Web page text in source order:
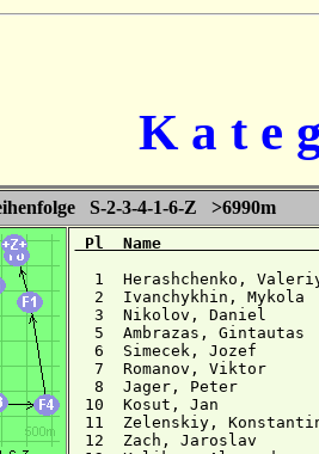
K a t e
S-2-3-4-1-6-Z >6990m
Pl  Name
1  Herashchenko,
2  Ivanchykhin, Mykola
3  Nikolov, Daniel
5  Ambrazas, Gintautas
6  Simecek, Jozef
7  Romanov, Viktor
8  Jager, Peter
10  Kosut, Jan
11  Zelenskiy,
12  Zach, Jaroslav